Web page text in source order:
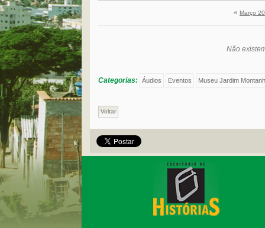
« Março
Não
Categorias: Áudios Eventos Museu Jardim
Voltar